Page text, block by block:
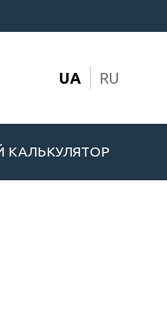
UA RU
КАЛЬКУЛЯТОР